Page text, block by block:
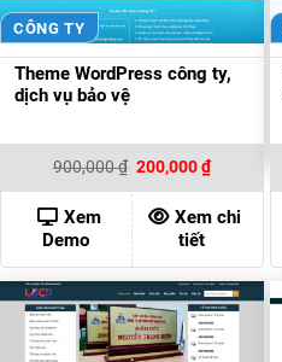
CÔNG TY
Theme WordPress công ty,
dịch vụ bảo vệ
900,000₫ Giá
là:
900,000 ₫.
200,000₫Giá
hiện
tại
là:
200,000 ₫.
Xem
Demo
Xem chi
tiết